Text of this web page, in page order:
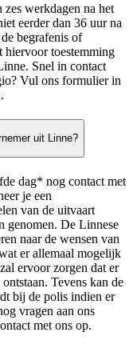
werkdagen na het
eerder dan 36 uur na
begrafenis of
hiervoor toestemming
Snel in contact
Vul ons formulier in
uit Linne?
dag* nog contact met
je een
van de uitvaart
genomen. De Linnese
naar de wensen van
er allemaal mogelijk
ervoor zorgen dat er
Tevens kan de
bij de polis indien er
vragen aan ons
met ons op.